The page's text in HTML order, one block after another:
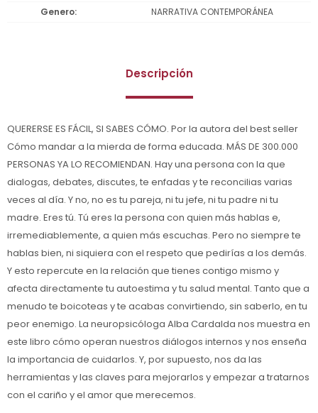
Genero
NARRATIVA CONTEMPORÁNEA
Descripción
QUERERSE ES FÁCIL, SI SABES CÓMO. Por la autora del best seller
Cómo mandar a la mierda de forma educada. MÁS DE 300.000
PERSONAS YA LO RECOMIENDAN. Hay una persona con la que
dialogas, debates, discutes, te enfadas y te reconcilias varias
veces al día. Y no, no es tu pareja, ni tu jefe, ni tu padre ni tu
madre. Eres tú. Tú eres la persona con quien más hablas e,
irremediablemente, a quien más escuchas. Pero no siempre te
hablas bien, ni siquiera con el respeto que pedirías a los demás.
Y esto repercute en la relación que tienes contigo mismo y
afecta directamente tu autoestima y tu salud mental. Tanto que a
menudo te boicoteas y te acabas convirtiendo, sin saberlo, en tu
peor enemigo. La neuropsicóloga Alba Cardalda nos muestra en
este libro cómo operan nuestros diálogos internos y nos enseña
la importancia de cuidarlos. Y, por supuesto, nos da las
herramientas y las claves para mejorarlos y empezar a tratarnos
con el cariño y el amor que merecemos.